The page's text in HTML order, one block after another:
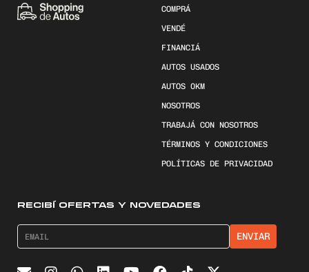
COMPRÁ
VENDÉ
FINANCIÁ
AUTOS USADOS
AUTOS 0KM
NOSOTROS
TRABAJÁ CON NOSOTROS
TÉRMINOS Y CONDICIONES
POLÍTICAS DE PRIVACIDAD
RECIBÍ OFERTAS Y NOVEDADES